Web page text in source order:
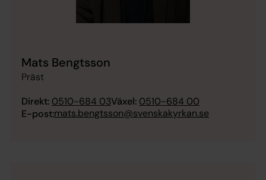
Mats Bengtsson
Präst
Direkt: 0510-684 03Växel: 0510-684 00
E-post:mats.bengtsson@svenskakyrkan.se